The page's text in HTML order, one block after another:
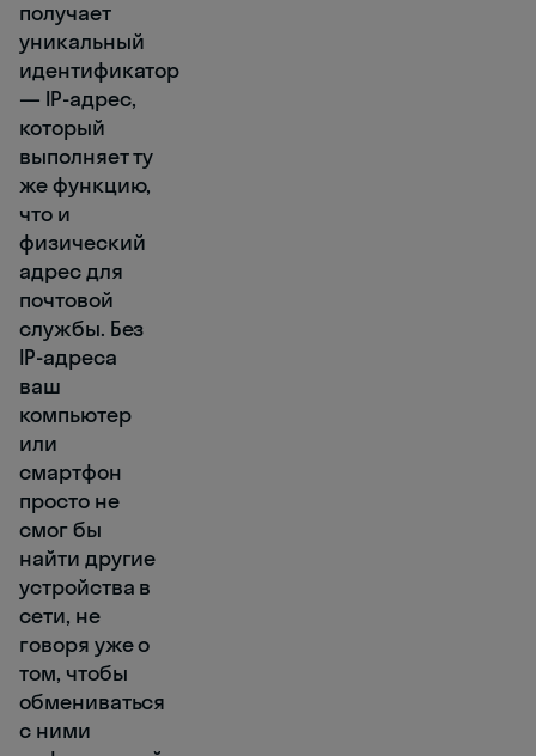
получает
уникальный
идентификатор
— IP-адрес,
который
выполняет ту
же функцию,
что и
физический
адрес для
почтовой
службы. Без
IP-адреса
ваш
компьютер
или
смартфон
просто не
смог бы
найти другие
устройства в
сети, не
говоря уже о
том, чтобы
обмениваться
с ними